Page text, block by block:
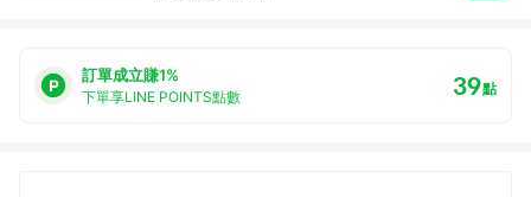
訂單成立賺1%
下單享LINE POINTS點數 39點